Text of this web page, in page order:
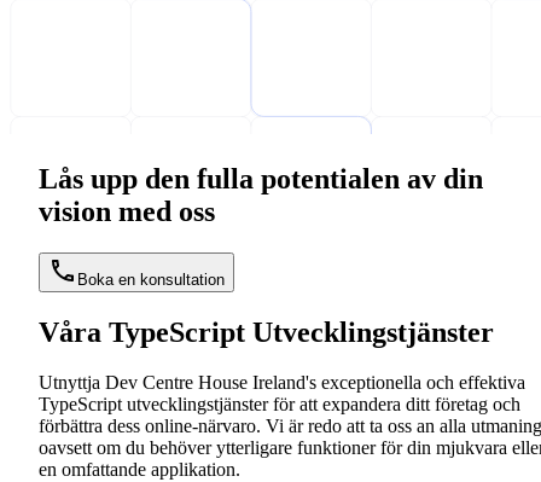
Lås upp den fulla potentialen av din
vision med oss
Boka en konsultation
Våra TypeScript Utvecklingstjänster
Utnyttja Dev Centre House Ireland's exceptionella och effektiva
TypeScript utvecklingstjänster för att expandera ditt företag och
förbättra dess online-närvaro. Vi är redo att ta oss an alla
oavsett om du behöver ytterligare funktioner för din mjukvara
en omfattande applikation.